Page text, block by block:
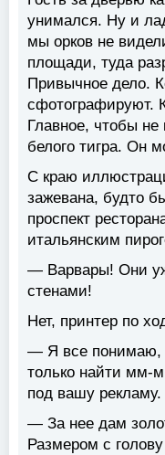
унимался. Ну и
мы орков не
площади, туда
Привычное дело.
сфотографируют.
Главное, чтобы не
белого тигра. Он
С краю
зажевана, будто
проспект
итальянским
— Варвары! Они
стенами!
Нет, принтер по
— Я все понимаю,
только найти мм-
под вашу рекламу.
— За нее дам
Размером с